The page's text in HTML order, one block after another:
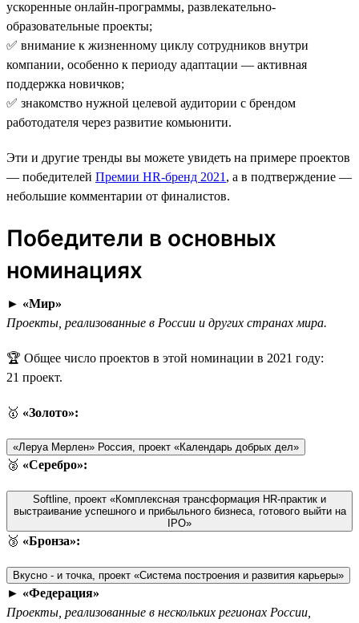
ускоренные онлайн-программы, развлекательно-
образовательные проекты;
✅ внимание к жизненному циклу сотрудников внутри
компании, особенно к периоду адаптации — активная
поддержка новичков;
✅ знакомство нужной целевой аудитории с брендом
работодателя через развитие комьюнити.
Эти и другие тренды вы можете увидеть на примере проектов
— победителей Премии HR-бренд 2021 , а в подтверждение —
небольшие комментарии от финалистов.
Победители в основных
номинациях
► «Мир»
Проекты, реализованные в России и других странах мира.
🏆 Общее число проектов в этой номинации в 2021 году:
21 проект.
🥇 «Золото»:
«Леруа Мерлен» Россия, проект «Календарь добрых дел»
🥈 «Серебро»:
Softline, проект «Комплексная трансформация HR-практик и
выстраивание успешного и прибыльного бизнеса, готового выйти на
IPO»
🥉 «Бронза»:
Вкусно - и точка, проект «Система построения и развития карьеры»
► «Федерация»
Проекты, реализованные в нескольких регионах России,